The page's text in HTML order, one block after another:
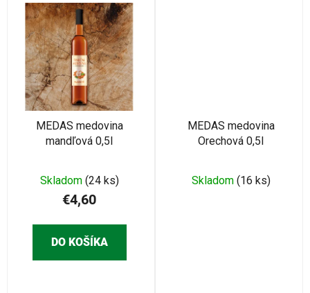
MEDAS medovina
mandľová 0,5l
Skladom (24 ks)
€4,60
DO KOŠÍKA
MEDAS medovina
Orechová 0,5l
Skladom (16 ks)